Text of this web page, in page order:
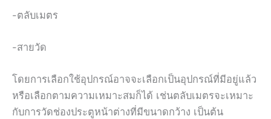
-ตลับเมตร
-สายวัด
โดยการเลือกใช้อุปกรณ์อาจจะเลือกเป็นอุปกรณ์ที่มีอยู่แล้ว
หรือเลือกตามความเหมาะสมก็ได้ เช่นตลับเมตรจะเหมาะ
กับการวัดช่องประตูหน้าต่างที่มีขนาดกว้าง เป็นต้น